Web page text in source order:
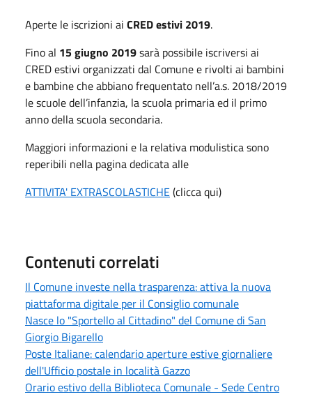
Aperte le iscrizioni ai CRED estivi 2019.
Fino al 15 giugno 2019sarà possibile iscriversi ai
CRED estivi organizzati dal Comune e rivolti ai bambini
e bambine che abbiano frequentato nell’a.s. 2018/2019
le scuole dell’infanzia, la scuola primaria ed il primo
anno della scuola secondaria.
Maggiori informazioni e la relativa modulistica sono
reperibili nella pagina dedicata alle
ATTIVITA' EXTRASCOLASTICHE(clicca qui)
Contenuti correlati
Il Comune investe nella trasparenza: attiva la nuova
piattaforma digitale per il Consiglio comunale
Nasce lo "Sportello al Cittadino" del Comune di San
Giorgio Bigarello
Poste Italiane: calendario aperture estive giornaliere
dell'Ufficio postale in località Gazzo
Orario estivo della Biblioteca Comunale - Sede Centro